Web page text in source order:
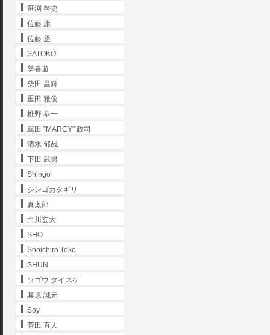
笹渕 啓史
佐藤 康
佐藤 丞
SATOKO
勢喜遊
柴田 昌輝
重田 雅俊
椎野 恭一
嶌田 ”MARCY” 政司
清水 郁哉
下田 武男
Shingo
シンゴカタギリ
真太郎
白川玄大
SHO
Shoichiro Toko
SHUN
ソゴウ タイスケ
其原 誠元
Soy
菅田 直人